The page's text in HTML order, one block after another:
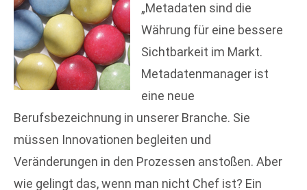
„Metadaten sind die
Währung für eine bessere
Sichtbarkeit im Markt.
Metadatenmanager ist
eine neue
Berufsbezeichnung in unserer Branche. Sie
müssen Innovationen begleiten und
Veränderungen in den Prozessen anstoßen. Aber
wie gelingt das, wenn man nicht Chef ist? Ein